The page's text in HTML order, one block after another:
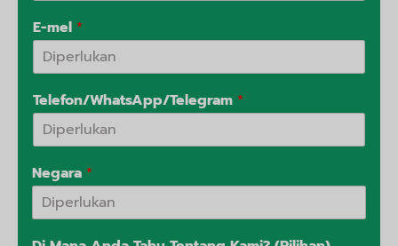
E-mel *
Telefon/WhatsApp/Telegram *
Negara *